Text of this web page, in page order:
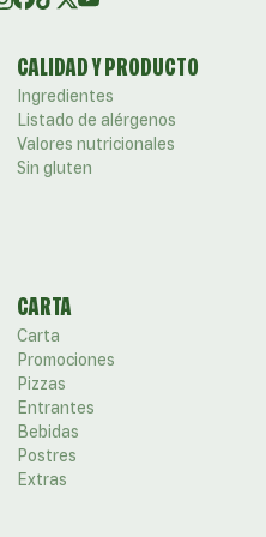
CALIDAD Y PRODUCTO
Ingredientes
Listado de alérgenos
Valores nutricionales
Sin gluten
CARTA
Carta
Promociones
Pizzas
Entrantes
Bebidas
Postres
Extras